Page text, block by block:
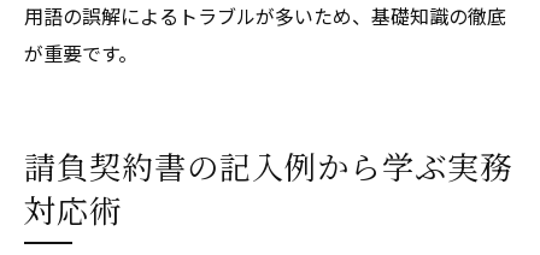
用語の誤解によるトラブルが多いため、基礎知識の徹底
が重要です。
請負契約書の記入例から学ぶ実務
対応術